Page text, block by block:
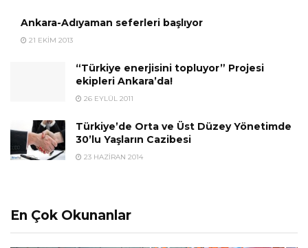
Ankara-Adıyaman seferleri başlıyor
21 EKIM 2013
“Türkiye enerjisini topluyor” Projesi
ekipleri Ankara’da!
26 EYLÜL 2011
Türkiye’de Orta ve Üst Düzey Yönetimde
30’lu Yaşların Cazibesi
23 HAZIRAN 2014
En Çok Okunanlar